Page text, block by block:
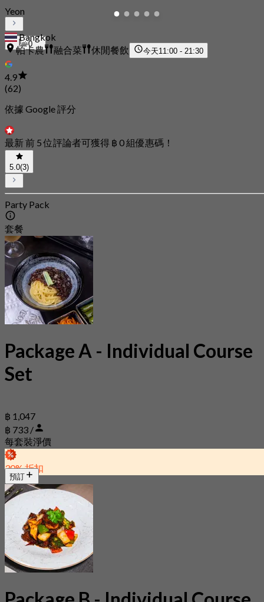
0
Yeon
Bangkok
帕卡農
融合菜 休閒餐飲 今天11:00 - 21:30
4.9
(62)
依據 Google 評分
最新 前 5 位評論者可獲得 ฿ 0 組優惠碼！
5.0(3)
Party Pack
套餐
Package A - Individual Course
Set
฿ 1,047
฿ 733 /
每套裝淨價
30% 折扣
預訂